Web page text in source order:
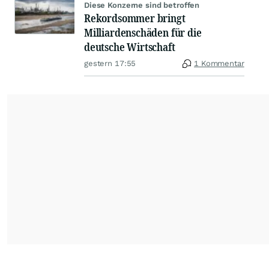
Diese Konzerne sind betroffen
Rekordsommer bringt
Milliardenschäden für die
deutsche Wirtschaft
gestern 17:55 1 Kommentar